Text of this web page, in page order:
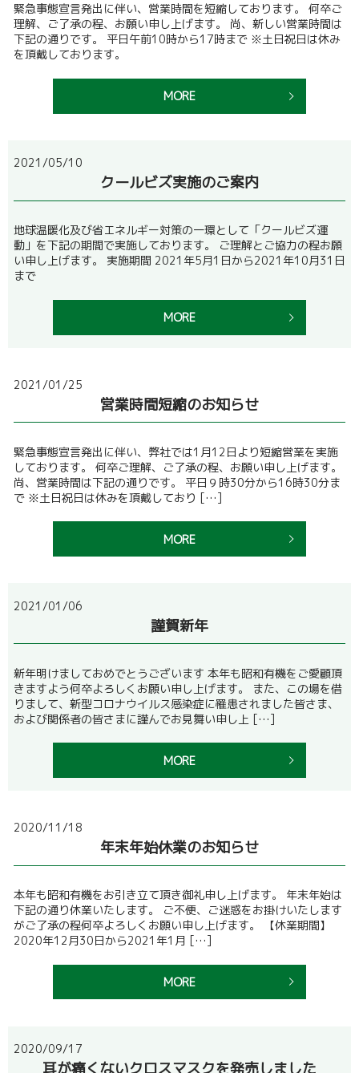
緊急事態宣言発出に伴い、営業時間を短縮しております。 何卒ご
理解、ご了承の程、お願い申し上げます。 尚、新しい営業時間は
下記の通りです。 平日午前10時から17時まで ※土日祝日は休み
を頂戴しております。
MORE
2021/05/10
クールビズ実施のご案内
地球温暖化及び省エネルギー対策の一環として「クールビズ運
動」を下記の期間で実施しております。 ご理解とご協力の程お願
い申し上げます。 実施期間 2021年5月1日から2021年10月31日
まで
MORE
2021/01/25
営業時間短縮のお知らせ
緊急事態宣言発出に伴い、弊社では1月12日より短縮営業を実施
しております。 何卒ご理解、ご了承の程、お願い申し上げます。
尚、営業時間は下記の通りです。 平日９時30分から16時30分ま
で ※土日祝日は休みを頂戴しており […]
MORE
2021/01/06
謹賀新年
新年明けましておめでとうございます 本年も昭和有機をご愛顧頂
きますよう何卒よろしくお願い申し上げます。 また、この場を借
りまして、新型コロナウイルス感染症に罹患されました皆さま、
および関係者の皆さまに謹んでお見舞い申し上 […]
MORE
2020/11/18
年末年始休業のお知らせ
本年も昭和有機をお引き立て頂き御礼申し上げます。 年末年始は
下記の通り休業いたします。 ご不便、ご迷惑をお掛けいたします
がご了承の程何卒よろしくお願い申し上げます。 【休業期間】
2020年12月30日から2021年1月 […]
MORE
2020/09/17
耳が痛くないクロスマスクを発売しました